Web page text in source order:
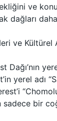
ve
dağları
ve Kültürel
Dağı’nın
yerel adı
sadece bir